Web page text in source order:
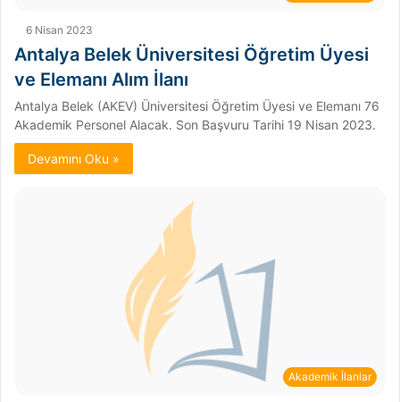
6 Nisan 2023
Antalya Belek Üniversitesi Öğretim Üyesi
ve Elemanı Alım İlanı
Antalya Belek (AKEV) Üniversitesi Öğretim Üyesi ve Elemanı 76
Akademik Personel Alacak. Son Başvuru Tarihi 19 Nisan 2023.
Devamını Oku »
Akademik İlanlar